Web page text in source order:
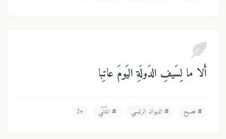
ما لِسَيفِ الدَولَةِ اليَومَ عاتِبا
الديوان الرئيسي المُتَنَبّي +2